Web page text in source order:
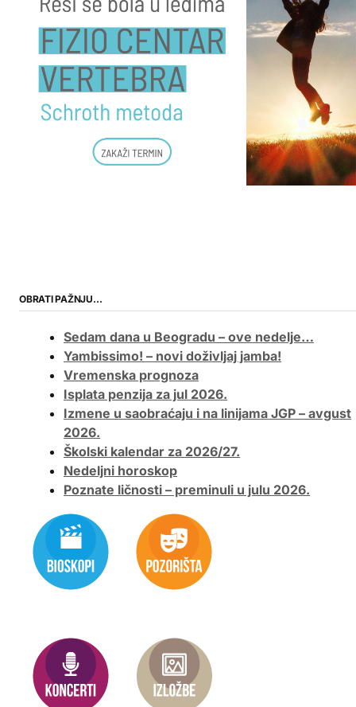
OBRATI PAŽNJU…
Sedam dana u Beogradu – ove nedelje…
Yambissimo! – novi doživljaj jamba!
Vremenska prognoza
Isplata penzija za jul 2026.
Izmene u saobraćaju i na linijama JGP – avgust
2026.
Školski kalendar za 2026/27.
Nedeljni horoskop
Poznate ličnosti – preminuli u julu 2026.